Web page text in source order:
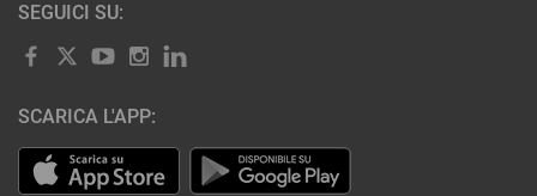
SEGUICI SU:
SCARICA L'APP: